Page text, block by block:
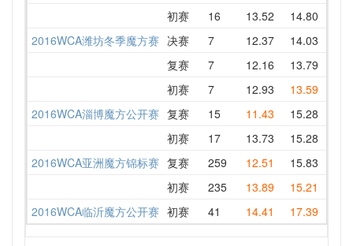
初赛 16 13.52 14.80
2016WCA潍坊冬季魔方赛 决赛 7 12.37 14.03
复赛 7 12.16 13.79
初赛 7 12.93 13.59
2016WCA淄博魔方公开赛 复赛 15 11.43 15.28
初赛 17 13.73 15.28
2016WCA亚洲魔方锦标赛 复赛 259 12.51 15.83
初赛 235 13.89 15.21
2016WCA临沂魔方公开赛 初赛 41 14.41 17.39